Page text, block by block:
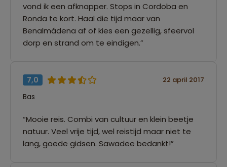
vond ik een afknapper. Stops in Cordoba en
Ronda te kort. Haal die tijd maar van
Benalmádena af of kies een gezellig, sfeervol
dorp en strand om te eindigen.”
7,0 22 april 2017
Bas
“Mooie reis. Combi van cultuur en klein beetje
natuur. Veel vrije tijd, wel reistijd maar niet te
lang, goede gidsen. Sawadee bedankt!”